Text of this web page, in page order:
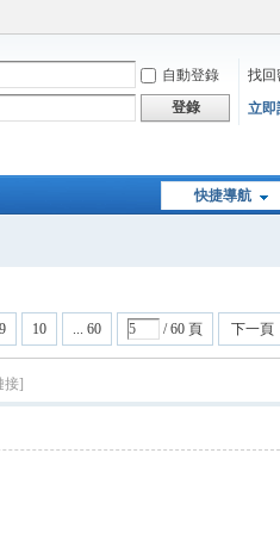
自動登錄
找回
登錄
立即
快捷導航
9 10 ... 60 / 60 頁 下一頁
接]